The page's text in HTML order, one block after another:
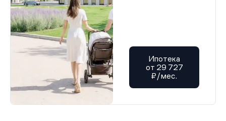
Ипотека
от 29 727
₽/мес.